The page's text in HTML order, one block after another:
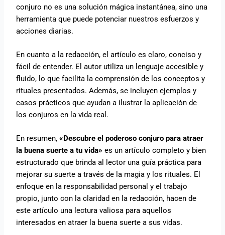
conjuro no es una solución mágica instantánea, sino una
herramienta que puede potenciar nuestros esfuerzos y
acciones diarias.
En cuanto a la redacción, el artículo es claro, conciso y
fácil de entender. El autor utiliza un lenguaje accesible y
fluido, lo que facilita la comprensión de los conceptos y
rituales presentados. Además, se incluyen ejemplos y
casos prácticos que ayudan a ilustrar la aplicación de
los conjuros en la vida real.
En resumen,«Descubre el poderoso conjuro para atraer
la buena suerte a tu vida»es un artículo completo y bien
estructurado que brinda al lector una guía práctica para
mejorar su suerte a través de la magia y los rituales. El
enfoque en la responsabilidad personal y el trabajo
propio, junto con la claridad en la redacción, hacen de
este artículo una lectura valiosa para aquellos
interesados en atraer la buena suerte a sus vidas.